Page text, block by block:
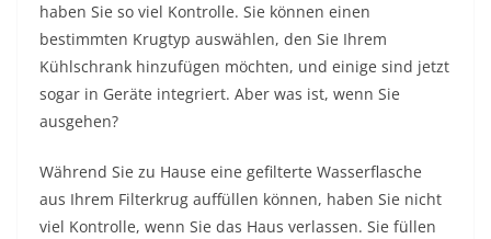
haben Sie so viel Kontrolle. Sie können einen
bestimmten Krugtyp auswählen, den Sie Ihrem
Kühlschrank hinzufügen möchten, und einige sind jetzt
sogar in Geräte integriert. Aber was ist, wenn Sie
ausgehen?
Während Sie zu Hause eine gefilterte Wasserflasche
aus Ihrem Filterkrug auffüllen können, haben Sie nicht
viel Kontrolle, wenn Sie das Haus verlassen. Sie füllen